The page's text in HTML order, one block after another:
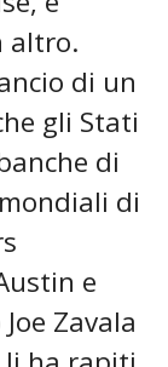
altro.
di un
gli Stati
di
di
e
Zavala